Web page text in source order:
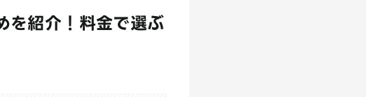
を紹介！料金で選ぶ